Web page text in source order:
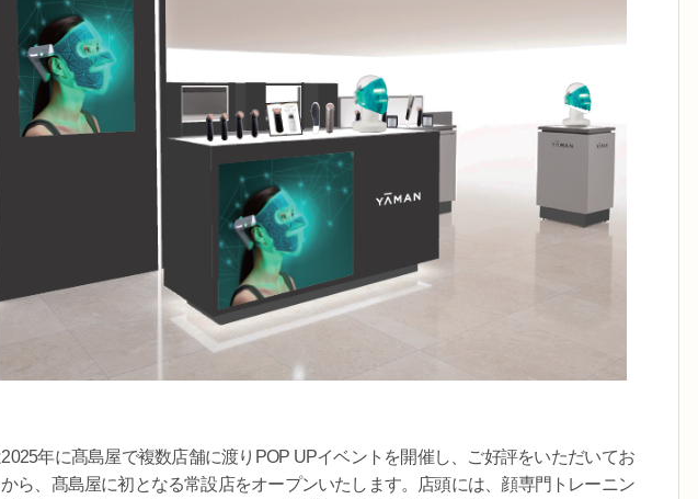
年に髙島屋で複数店舗に渡りPOP UPイベントを開催し、ご好評をいただいてお
ら、髙島屋に初となる常設店をオープンいたします。店頭には、顔専門トレーニン